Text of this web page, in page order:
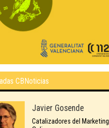
CBNoticias
Javier Gosende
Catalizadores del Marketing